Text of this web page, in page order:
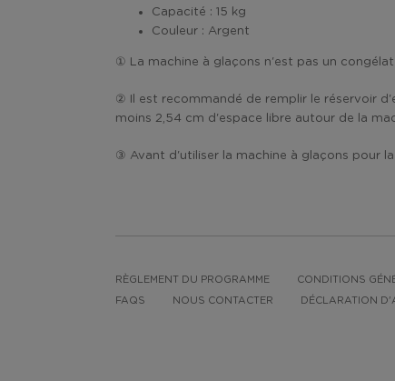
Capacité : 15 kg
Couleur : Argent
① La machine à glaçons n'est pas un
② Il est recommandé de remplir le réservoir
moins 2,54 cm d'espace libre autour de la
③ Avant d'utiliser la machine à glaçons pour
RÈGLEMENT DU PROGRAMME CONDITIONS
FAQS NOUS CONTACTER DÉCLARATION